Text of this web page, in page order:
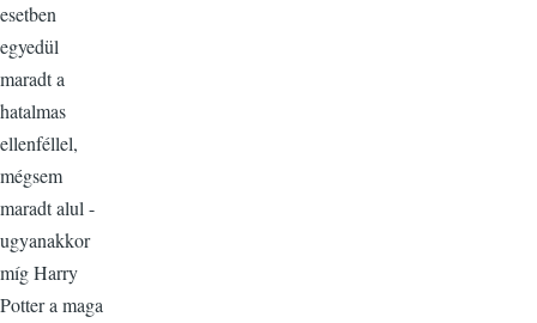
esetben
egyedül
maradt a
hatalmas
ellenféllel,
mégsem
maradt alul -
ugyanakkor
míg Harry
Potter a maga